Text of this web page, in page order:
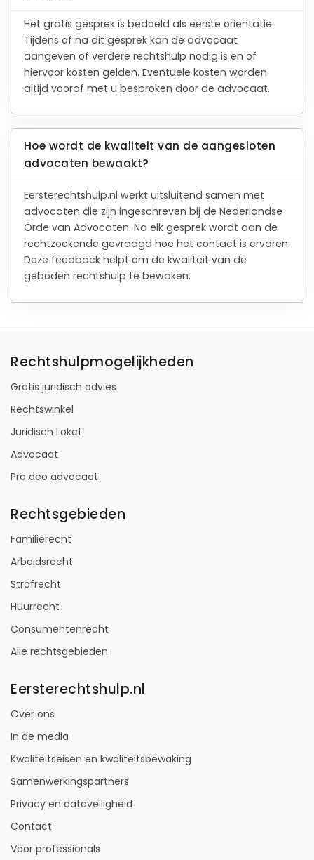
Het gratis gesprek is bedoeld als eerste oriëntatie.
Tijdens of na dit gesprek kan de advocaat
aangeven of verdere rechtshulp nodig is en of
hiervoor kosten gelden. Eventuele kosten worden
altijd vooraf met u besproken door de advocaat.
Hoe wordt de kwaliteit van de aangesloten
advocaten bewaakt?
Eersterechtshulp.nl werkt uitsluitend samen met
advocaten die zijn ingeschreven bij de Nederlandse
Orde van Advocaten. Na elk gesprek wordt aan de
rechtzoekende gevraagd hoe het contact is ervaren.
Deze feedback helpt om de kwaliteit van de
geboden rechtshulp te bewaken.
Rechtshulpmogelijkheden
Gratis juridisch advies
Rechtswinkel
Juridisch Loket
Advocaat
Pro deo advocaat
Rechtsgebieden
Familierecht
Arbeidsrecht
Strafrecht
Huurrecht
Consumentenrecht
Alle rechtsgebieden
Eersterechtshulp.nl
Over ons
In de media
Kwaliteitseisen en kwaliteitsbewaking
Samenwerkingspartners
Privacy en dataveiligheid
Contact
Voor professionals